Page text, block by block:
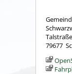
79677